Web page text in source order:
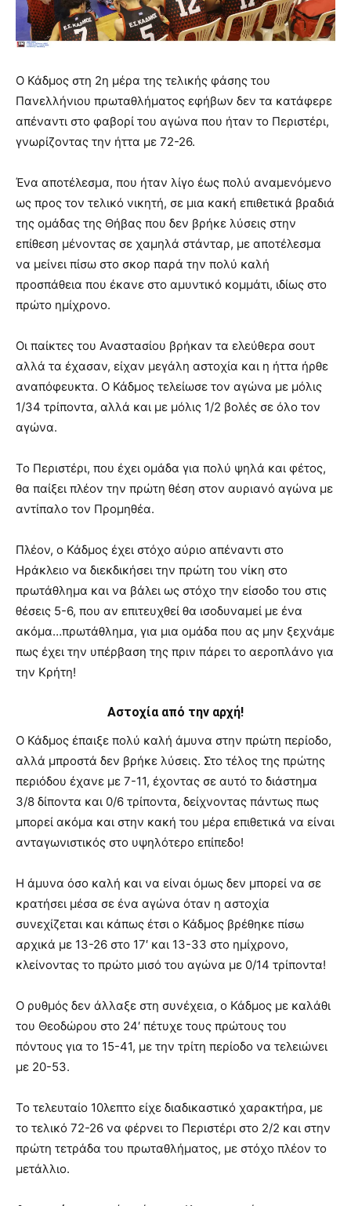
Ο Κάδμος στη 2η μέρα της τελικής φάσης του
Πανελλήνιου πρωταθλήματος εφήβων δεν τα κατάφερε
απέναντι στο φαβορί του αγώνα που ήταν το Περιστέρι,
γνωρίζοντας την ήττα με 72-26.
Ένα αποτέλεσμα, που ήταν λίγο έως πολύ αναμενόμενο
ως προς τον τελικό νικητή, σε μια κακή επιθετικά βραδιά
της ομάδας της Θήβας που δεν βρήκε λύσεις στην
επίθεση μένοντας σε χαμηλά στάνταρ, με αποτέλεσμα
να μείνει πίσω στο σκορ παρά την πολύ καλή
προσπάθεια που έκανε στο αμυντικό κομμάτι, ιδίως στο
πρώτο ημίχρονο.
Οι παίκτες του Αναστασίου βρήκαν τα ελεύθερα σουτ
αλλά τα έχασαν, είχαν μεγάλη αστοχία και η ήττα ήρθε
αναπόφευκτα. Ο Κάδμος τελείωσε τον αγώνα με μόλις
1/34 τρίποντα, αλλά και με μόλις 1/2 βολές σε όλο τον
αγώνα.
Το Περιστέρι, που έχει ομάδα για πολύ ψηλά και φέτος,
θα παίξει πλέον την πρώτη θέση στον αυριανό αγώνα με
αντίπαλο τον Προμηθέα.
Πλέον, ο Κάδμος έχει στόχο αύριο απέναντι στο
Ηράκλειο να διεκδικήσει την πρώτη του νίκη στο
πρωτάθλημα και να βάλει ως στόχο την είσοδο του στις
θέσεις 5-6, που αν επιτευχθεί θα ισοδυναμεί με ένα
ακόμα…πρωτάθλημα, για μια ομάδα που ας μην ξεχνάμε
πως έχει την υπέρβαση της πριν πάρει το αεροπλάνο για
την Κρήτη!
Αστοχία από την αρχή!
Ο Κάδμος έπαιξε πολύ καλή άμυνα στην πρώτη περίοδο,
αλλά μπροστά δεν βρήκε λύσεις. Στο τέλος της πρώτης
περιόδου έχανε με 7-11, έχοντας σε αυτό το διάστημα
3/8 δίποντα και 0/6 τρίποντα, δείχνοντας πάντως πως
μπορεί ακόμα και στην κακή του μέρα επιθετικά να είναι
ανταγωνιστικός στο υψηλότερο επίπεδο!
Η άμυνα όσο καλή και να είναι όμως δεν μπορεί να σε
κρατήσει μέσα σε ένα αγώνα όταν η αστοχία
συνεχίζεται και κάπως έτσι ο Κάδμος βρέθηκε πίσω
αρχικά με 13-26 στο 17′ και 13-33 στο ημίχρονο,
κλείνοντας το πρώτο μισό του αγώνα με 0/14 τρίποντα!
Ο ρυθμός δεν άλλαξε στη συνέχεια, ο Κάδμος με καλάθι
του Θεοδώρου στο 24′ πέτυχε τους πρώτους του
πόντους για το 15-41, με την τρίτη περίοδο να τελειώνει
με 20-53.
Το τελευταίο 10λεπτο είχε διαδικαστικό χαρακτήρα, με
το τελικό 72-26 να φέρνει το Περιστέρι στο 2/2 και στην
πρώτη τετράδα του πρωταθλήματος, με στόχο πλέον το
μετάλλιο.